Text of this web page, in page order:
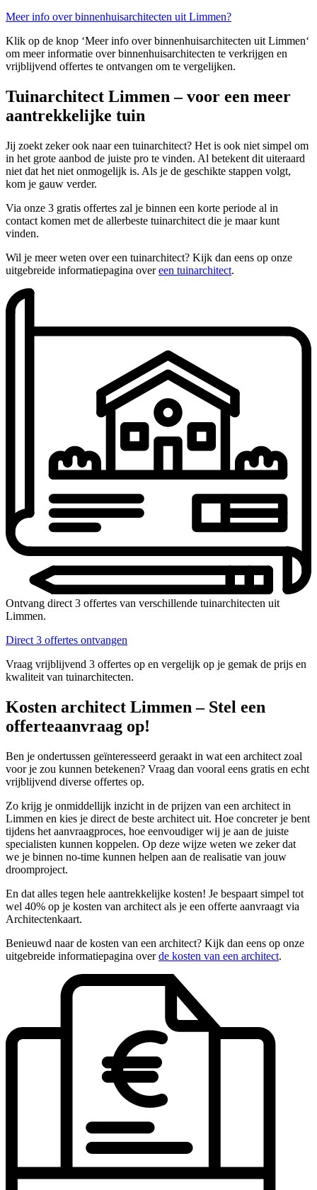
Meer info over binnenhuisarchitecten uit Limmen?
Klik op de knop ‘Meer info over binnenhuisarchitecten uit Limmen‘
om meer informatie over binnenhuisarchitecten te verkrijgen en
vrijblijvend offertes te ontvangen om te vergelijken.
Tuinarchitect Limmen – voor een meer
aantrekkelijke tuin
Jij zoekt zeker ook naar een tuinarchitect? Het is ook niet simpel om
in het grote aanbod de juiste pro te vinden. Al betekent dit uiteraard
niet dat het niet onmogelijk is. Als je de geschikte stappen volgt,
kom je gauw verder.
Via onze 3 gratis offertes zal je binnen een korte periode al in
contact komen met de allerbeste tuinarchitect die je maar kunt
vinden.
Wil je meer weten over een tuinarchitect? Kijk dan eens op onze
uitgebreide informatiepagina overeen tuinarchitect.
Ontvang direct 3 offertes van verschillende tuinarchitecten uit
Limmen.
Direct 3 offertes ontvangen
Vraag vrijblijvend 3 offertes op en vergelijk op je gemak de prijs en
kwaliteit van tuinarchitecten.
Kosten architect Limmen – Stel een
offerteaanvraag op!
Ben je ondertussen geïnteresseerd geraakt in wat een architect zoal
voor je zou kunnen betekenen? Vraag dan vooral eens gratis en echt
vrijblijvend diverse offertes op.
Zo krijg je onmiddellijk inzicht in de prijzen van een architect in
Limmen en kies je direct de beste architect uit. Hoe concreter je bent
tijdens het aanvraagproces, hoe eenvoudiger wij je aan de juiste
specialisten kunnen koppelen. Op deze wijze weten we zeker dat
we je binnen no-time kunnen helpen aan de realisatie van jouw
droomproject.
En dat alles tegen hele aantrekkelijke kosten! Je bespaart simpel tot
wel 40% op je kosten van architect als je een offerte aanvraagt via
Architectenkaart.
Benieuwd naar de kosten van een architect? Kijk dan eens op onze
uitgebreide informatiepagina overde kosten van een architect.